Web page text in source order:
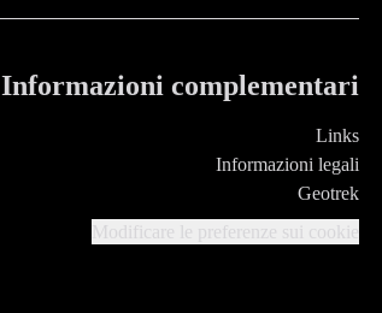
Informazioni complementari
Links
Informazioni legali
Geotrek
Modificare le preferenze sui cookie